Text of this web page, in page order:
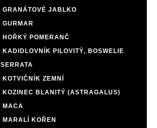
GRANÁTOVÉ JABLKO
GURMAR
HOŘKÝ POMERANČ
KADIDLOVNÍK PILOVITÝ, BOSWELIE
SERRATA
KOTVIČNÍK ZEMNÍ
KOZINEC BLANITÝ (ASTRAGALUS)
MACA
MARALÍ KOŘEN